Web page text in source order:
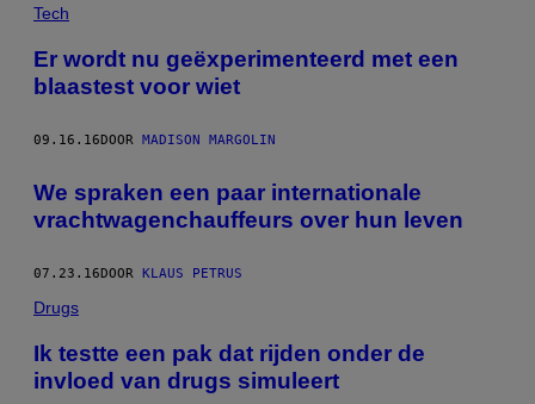
Tech
Er wordt nu geëxperimenteerd met een
blaastest voor wiet
09.16.16DOOR MADISON MARGOLIN
We spraken een paar internationale
vrachtwagenchauffeurs over hun leven
07.23.16 DOOR KLAUS PETRUS
Drugs
Ik testte een pak dat rijden onder de
invloed van drugs simuleert